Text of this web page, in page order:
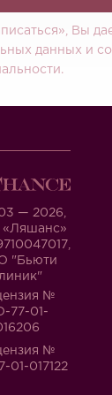
Вы
данных и
— 2026,
"Бьюти
№
77-01-
№
01-017122